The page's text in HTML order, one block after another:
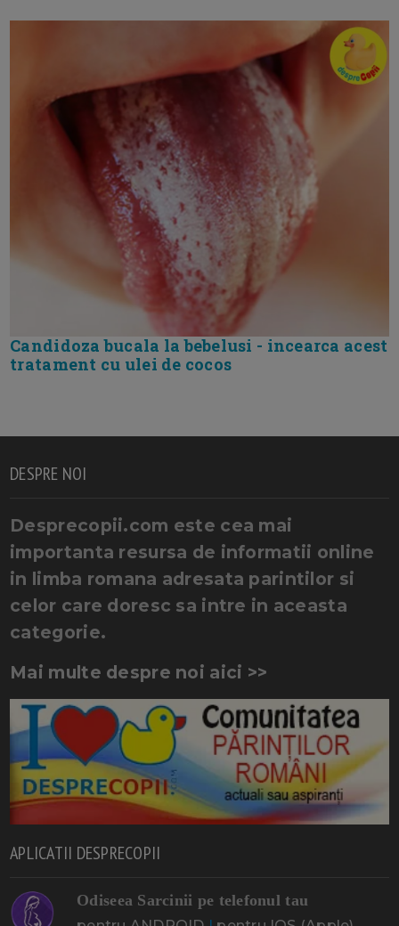
Candidoza bucala la bebelusi - incearca acest
tratament cu ulei de cocos
DESPRE NOI
Desprecopii.com este cea mai
importanta resursa de informatii online
in limba romana adresata parintilor si
celor care doresc sa intre in aceasta
categorie.
Mai multe despre noi aici >>
APLICATII DESPRECOPII
Odiseea Sarcinii pe telefonul tau